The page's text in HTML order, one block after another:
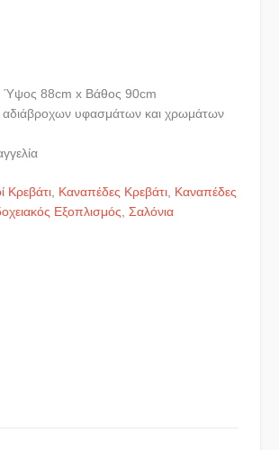
Ύψος 88cm x Βάθος 90cm
αδιάβροχων υφασμάτων και χρωμάτων
Κρεβάτι Καναπέδες Κρεβάτι Καναπέδες
Εξοπλισμός ,Σαλόνια